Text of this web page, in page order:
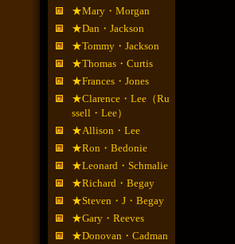
★Mary・Morgan
★Dan・Jackson
★Tommy・Jackson
★Thomas・Curtis
★Frances・Jones
★Clarence・Lee（Ru
ssell・Lee）
★Allison・Lee
★Ron・Bedonie
★Leonard・Schmalie
★Richard・Begay
★Steven・J・Begay
★Gary・Reeves
★Donovan・Cadman